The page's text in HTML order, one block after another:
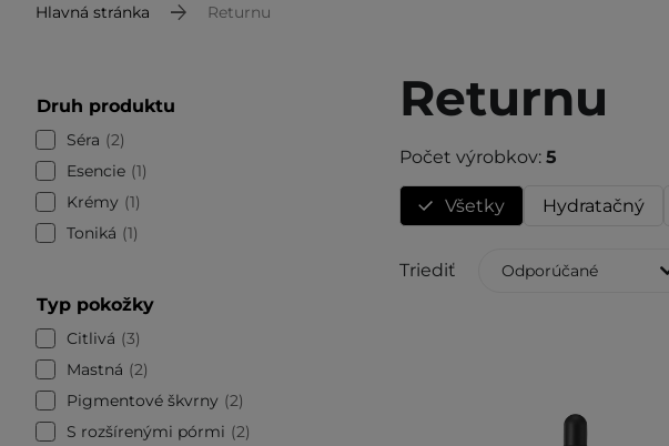
Hlavná stránka Returnu
Druh produktu
Séra
2
Esencie 1
Krémy
1
Toniká
1
Typ pokožky
Citlivá
3
Mastná
2
Pigmentové škvrny
2
S rozšírenými pórmi
2
Returnu
Počet výrobkov: 5
Všetky Hydratačný
Triediť Odporúčané